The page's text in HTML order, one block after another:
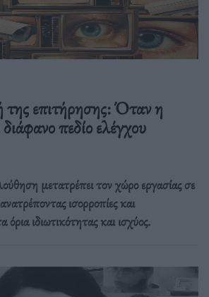
επιτήρησης: Όταν η
διάφανο πεδίο ελέγχου
μετατρέπει τον χώρο εργασίας σε
ισορροπίες και
όρια ιδιωτικότητας και ισχύος.